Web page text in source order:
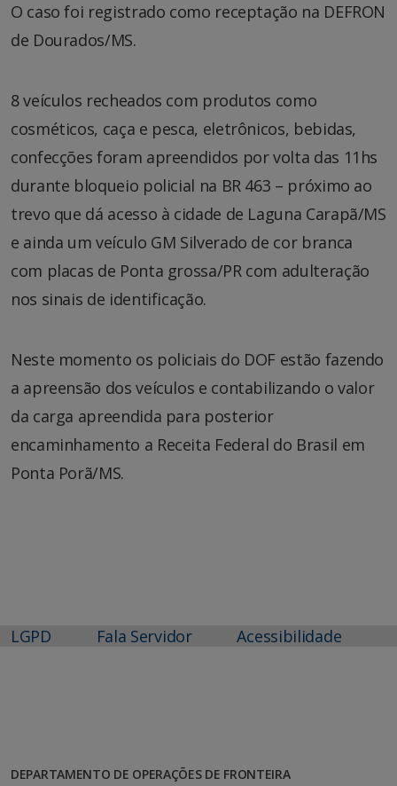
O caso foi registrado como receptação na DEFRON
de Dourados/MS.
8 veículos recheados com produtos como
cosméticos, caça e pesca, eletrônicos, bebidas,
confecções foram apreendidos por volta das 11hs
durante bloqueio policial na BR 463 – próximo ao
trevo que dá acesso à cidade de Laguna Carapã/MS
e ainda um veículo GM Silverado de cor branca
com placas de Ponta grossa/PR com adulteração
nos sinais de identificação.
Neste momento os policiais do DOF estão fazendo
a apreensão dos veículos e contabilizando o valor
da carga apreendida para posterior
encaminhamento a Receita Federal do Brasil em
Ponta Porã/MS.
LGPD Fala Servidor Acessibilidade
DEPARTAMENTO DE OPERAÇÕES DE FRONTEIRA